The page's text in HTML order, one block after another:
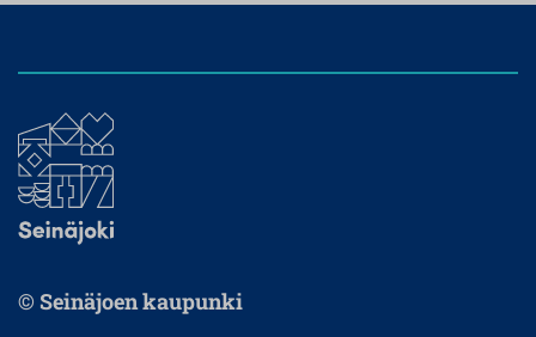
© Seinäjoen kaupunki